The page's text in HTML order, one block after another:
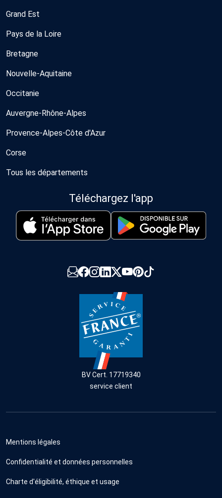
Grand Est
Pays de la Loire
Bretagne
Nouvelle-Aquitaine
Occitanie
Auvergne-Rhône-Alpes
Provence-Alpes-Côte d'Azur
Corse
Tous les départements
Téléchargez l'app
BV Cert. 17719340
service client
Mentions légales
Confidentialité et données personnelles
Charte d'éligibilité, éthique et usage